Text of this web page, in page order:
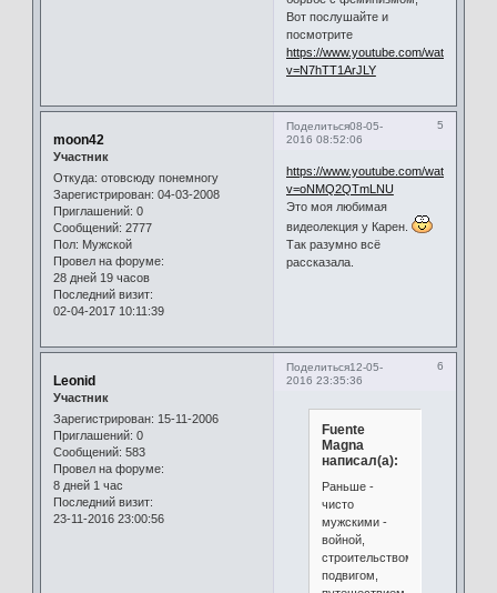
Вот послушайте и
посмотрите
https://www.youtube.com/watch?
v=N7hTT1ArJLY
Поделиться 5
08-05-
2016 08:52:06
moon42
Участник
Откуда: отовсюду понемногу
Зарегистрирован: 04-03-2008
Приглашений: 0
Сообщений: 2777
Пол: Мужской
Провел на форуме:
28 дней 19 часов
Последний визит:
02-04-2017 10:11:39
https://www.youtube.com/watch?
v=oNMQ2QTmLNU
Это моя любимая
видеолекция у Карен.
Так разумно всё
рассказала.
Поделиться 6
12-05-
2016 23:35:36
Leonid
Участник
Зарегистрирован: 15-11-2006
Приглашений: 0
Сообщений: 583
Провел на форуме:
8 дней 1 час
Последний визит:
23-11-2016 23:00:56
Fuente
Magna
написал(а):
Раньше -
чисто
мужскими -
войной,
строительством,
подвигом,